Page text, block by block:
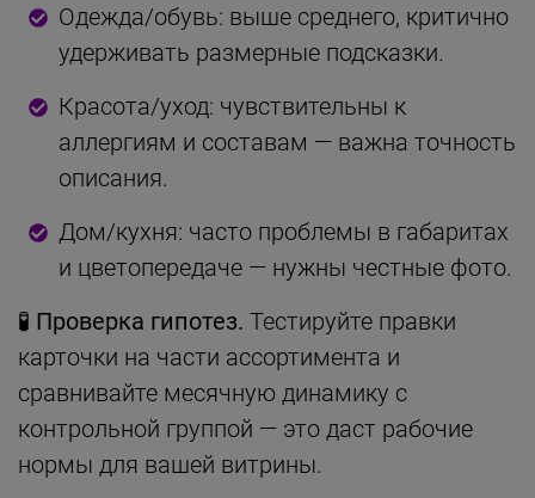
Одежда/обувь: выше среднего, критично
удерживать размерные подсказки.
Красота/уход: чувствительны к
аллергиям и составам — важна точность
описания.
Дом/кухня: часто проблемы в габаритах
и цветопередаче — нужны честные фото.
🧪 Проверка гипотез. Тестируйте правки
карточки на части ассортимента и
сравнивайте месячную динамику с
контрольной группой — это даст рабочие
нормы для вашей витрины.